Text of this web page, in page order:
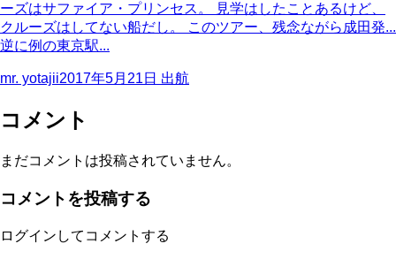
ーズはサファイア・プリンセス。 見学はしたことあるけど、
クルーズはしてない船だし。 このツアー、残念ながら成田発...
逆に例の東京駅...
mr. yotajii2017年5月21日 出航
コメント
まだコメントは投稿されていません。
コメントを投稿する
ログインしてコメントする